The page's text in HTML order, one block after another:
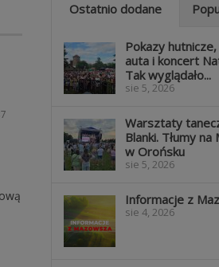
Ostatnio dodane
Pokazy
auta i koncert
Tak wyglądało...
sie 5, 2026
Warsztaty
Blanki. Tłumy na
w Orońsku
sie 5, 2026
Informacje z
sie 4, 2026